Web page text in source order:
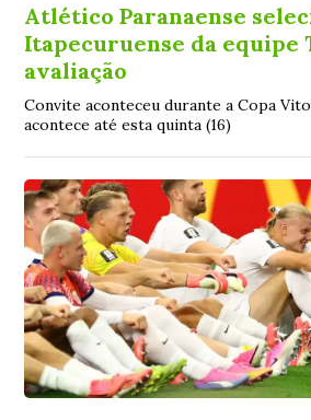
Atlético Paranaense
Itapecuruense da equipe
avaliação
Convite aconteceu durante a Copa
acontece até esta quinta (16)